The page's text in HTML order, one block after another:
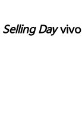
Selling Dayvivo